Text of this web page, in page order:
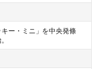
ー・ミニ」を中央発條